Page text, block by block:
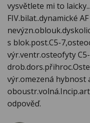
vysvětlete mi to
FIV.bilat..dynamické
s blok.post.C5-
výr.ventr.osteofyty
výr.omezená hybnost
odpověď.